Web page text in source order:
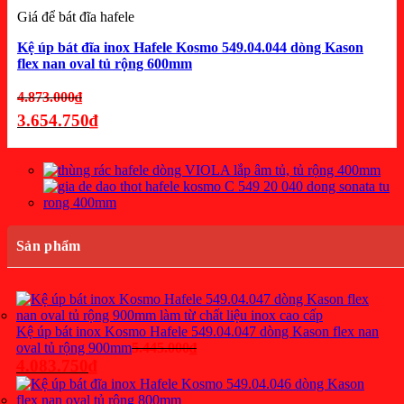
Giá để bát đĩa hafele
Kệ úp bát đĩa inox Hafele Kosmo 549.04.044 dòng Kason
flex nan oval tủ rộng 600mm
4.873.000₫Giá
gốc
4.873.000₫.
3.654.750₫
hiện
là:
3.654.750₫.
Sản phẩm
Kệ úp bát inox Kosmo Hafele 549.04.047 dòng Kason flex nan
oval tủ rộng 900mm5.445.000₫Giá
là:
5.445.000₫.
Giá
hiện